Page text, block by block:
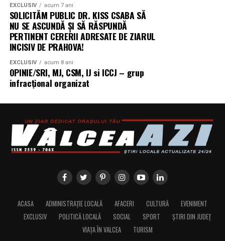
„Există un decalaj
structural între
cerințele actuale ale
fondurilor europene —
care impun
echipamente 100%
electrice — și
capacitatea reală a
infrastructurii de a livra
energie acolo unde se
desfășoară lucrările.
Centrala fotovoltaică
mobilă este răspunsul
nostru concret la acest
EXCLUSIV acum 7 ani
SOLICITĂM PUBLIC DR. KISS CSABA SĂ
NU SE ASCUNDĂ ȘI SĂ RĂSPUNDĂ
PERTINENT CERERII ADRESATE DE ZIARUL
INCISIV DE PRAHOVA!
EXCLUSIV acum 8 ani
OPINIE/SRI, MJ, CSM, IJ si ICCJ – grup
infracțional organizat
ACASA ADMINISTRAȚIE LOCALĂ AFACERI CULTURĂ
EVENIMENT
EXCLUSIV
POLITICĂ LOCALĂ SOCIAL SPORT
ȘTIRI DIN JUDEȚ
VIAȚA ÎN VALCEA
TURISM